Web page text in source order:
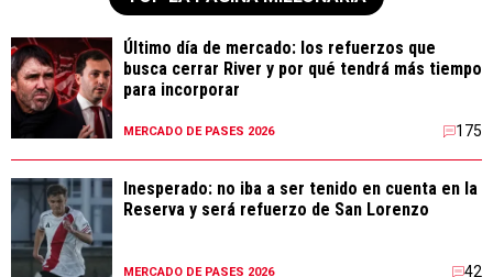
Último día de mercado: los refuerzos que
busca cerrar River y por qué tendrá más tiempo
para incorporar
MERCADO DE PASES 2026 175
Inesperado: no iba a ser tenido en cuenta en la
Reserva y será refuerzo de San Lorenzo
MERCADO DE PASES 2026 42